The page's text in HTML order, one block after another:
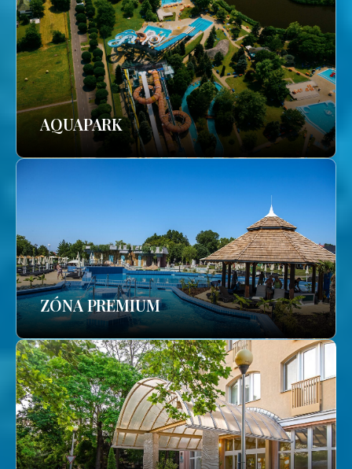
AQUAPARK
ZÓNA PREMIUM